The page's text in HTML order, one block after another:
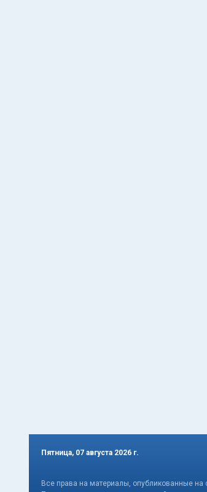
Пятница, 07 августа 2026 г.
Все права на материалы, опубликованные на